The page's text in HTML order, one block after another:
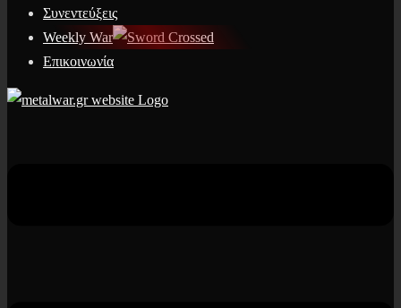
Συνεντεύξεις
Weekly War
Επικοινωνία